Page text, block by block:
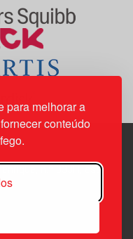
para melhorar a
conteúdo
n.º 333H, esc.